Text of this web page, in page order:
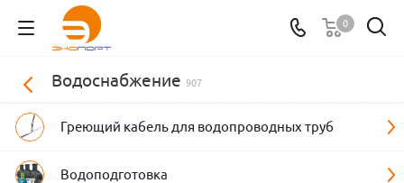
0
Водоснабжение 907
Греющий кабель для водопроводных труб
Водоподготовка